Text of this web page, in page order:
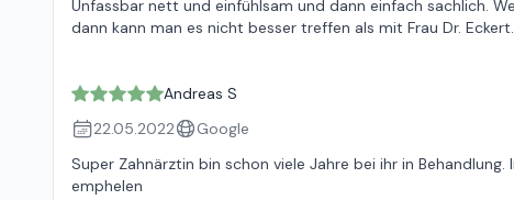
Unfassbar nett und einfühlsam und dann einfach sachlich.
dann kann man es nicht besser treffen als mit Frau Dr. Eckert.
Andreas S
22.05.2022
Google
Super Zahnärztin bin schon viele Jahre bei ihr in
emphelen